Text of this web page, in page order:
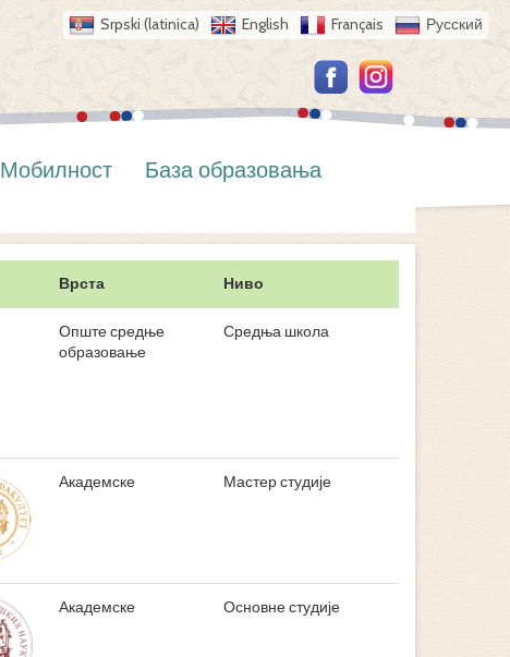
Srpski (latinica) English Français Русский
Мобилност
База образовања
Врста Ниво
Опште средње
образовање
Средња школа
Академске Мастер студије
Академске Основне студије